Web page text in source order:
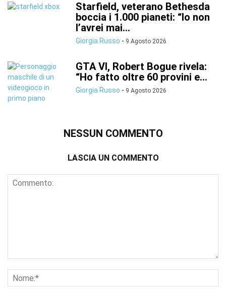
Starfield, veterano Bethesda
boccia i 1.000 pianeti: “Io non
l’avrei mai...
Giorgia Russo - 9 Agosto 2026
GTA VI, Robert Bogue rivela:
“Ho fatto oltre 60 provini e...
Giorgia Russo - 9 Agosto 2026
NESSUN COMMENTO
LASCIA UN COMMENTO